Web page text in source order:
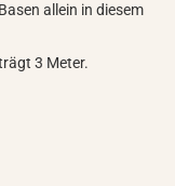
allein in diesem
3 Meter.